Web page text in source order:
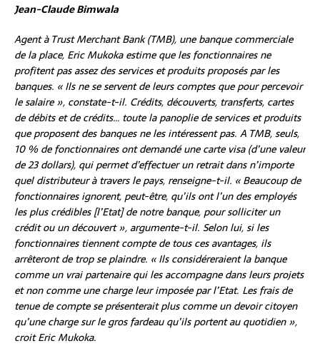
Jean-Claude Bimwala
Agent à Trust Merchant Bank (TMB), une banque commerciale
de la place, Eric Mukoka estime que les fonctionnaires ne
profitent pas assez des services et produits proposés par les
banques. « Ils ne se servent de leurs comptes que pour percevoir
le salaire », constate-t-il. Crédits, découverts, transferts, cartes
de débits et de crédits… toute la panoplie de services et produits
que proposent des banques ne les intéressent pas. A TMB, seuls,
10 % de fonctionnaires ont demandé une carte visa (d’une valeur
de 23 dollars), qui permet d’effectuer un retrait dans n’importe
quel distributeur à travers le pays, renseigne-t-il. « Beaucoup de
fonctionnaires ignorent, peut-être, qu’ils ont l’un des employés
les plus crédibles [l’Etat] de notre banque, pour solliciter un
crédit ou un découvert », argumente-t-il. Selon lui, si les
fonctionnaires tiennent compte de tous ces avantages, ils
arrêteront de trop se plaindre. « Ils considéreraient la banque
comme un vrai partenaire qui les accompagne dans leurs projets
et non comme une charge leur imposée par l’Etat. Les frais de
tenue de compte se présenterait plus comme un devoir citoyen
qu’une charge sur le gros fardeau qu’ils portent au quotidien »,
croit Eric Mukoka.